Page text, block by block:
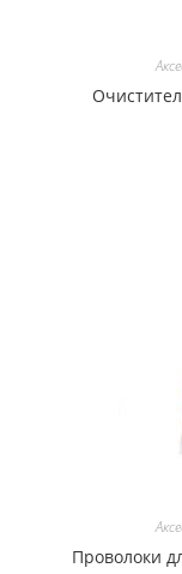
Проволоки